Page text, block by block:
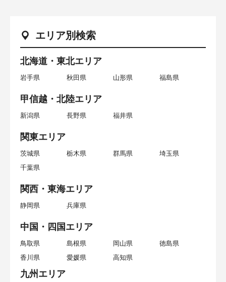
エリア別検索
北海道・東北エリア
岩手県 秋田県 山形県 福島県
甲信越・北陸エリア
新潟県 長野県 福井県
関東エリア
茨城県 栃木県 群馬県
埼玉県
千葉県
関西・東海エリア
静岡県 兵庫県
中国・四国エリア
鳥取県 島根県 岡山県
徳島県
香川県
愛媛県 高知県
九州エリア